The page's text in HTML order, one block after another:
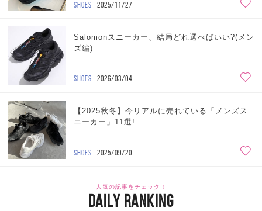
SHOES 2025/11/27
Salomonスニーカー、結局どれ選べばいい?(メン
ズ編)
SHOES 2026/03/04
【2025秋冬】今リアルに売れている「メンズス
ニーカー」11選!
SHOES 2025/09/20
人気の記事をチェック！
DAILY RANKING